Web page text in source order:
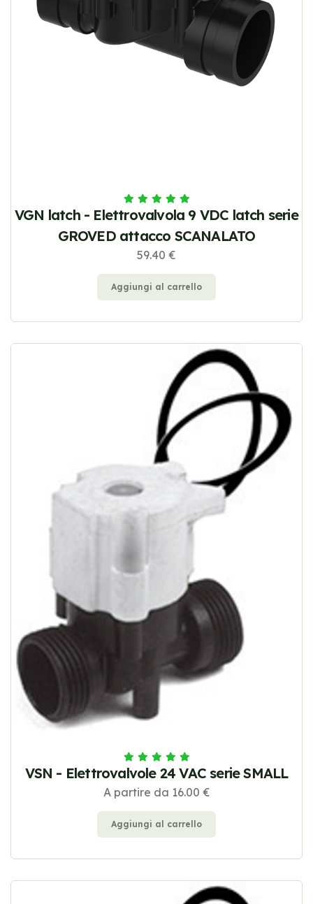
VGN latch - Elettrovalvola 9 VDC latch serie
GROVED attacco SCANALATO
59.40 €
Aggiungi al carrello
VSN - Elettrovalvole 24 VAC serie SMALL
A partire da 16.00 €
Aggiungi al carrello